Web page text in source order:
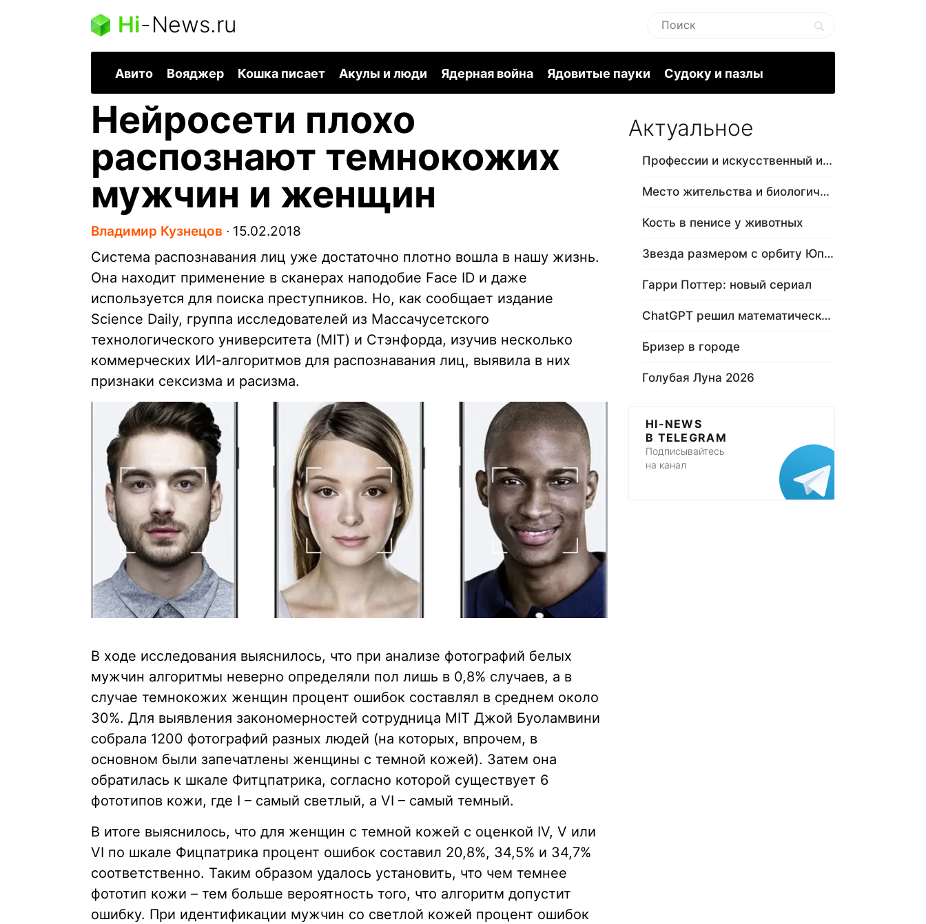
Hi-News.ru
Авито Вояджер Кошка писает Акулы и люди Ядерная война Ядовитые пауки Судоку и пазлы
Нейросети плохо
распознают темнокожих
мужчин и женщин
Владимир Кузнецов ∙ 15.02.2018
Система распознавания лиц уже достаточно плотно вошла в нашу жизнь.
Она находит применение в сканерах наподобие Face ID и даже
используется для поиска преступников. Но, как сообщает издание
Science Daily, группа исследователей из Массачусетского
технологического университета (MIT) и Стэнфорда, изучив несколько
коммерческих ИИ-алгоритмов для распознавания лиц, выявила в них
признаки сексизма и расизма.
В ходе исследования выяснилось, что при анализе фотографий белых
мужчин алгоритмы неверно определяли пол лишь в 0,8% случаев, а в
случае темнокожих женщин процент ошибок составлял в среднем около
30%. Для выявления закономерностей сотрудница MIT Джой Буоламвини
собрала 1200 фотографий разных людей (на которых, впрочем, в
основном были запечатлены женщины с темной кожей). Затем она
обратилась к шкале Фитцпатрика, согласно которой существует 6
фототипов кожи, где I – самый светлый, а VI – самый темный.
В итоге выяснилось, что для женщин с темной кожей с оценкой IV, V или
VI по шкале Фицпатрика процент ошибок составил 20,8%, 34,5% и 34,7%
соответственно. Таким образом удалось установить, что чем темнее
фототип кожи – тем больше вероятность того, что алгоритм допустит
ошибку. При идентификации мужчин со светлой кожей процент ошибок
Актуальное
Профессии и искусственный интеллект
Место жительства и биологический в…
Кость в пенисе у животных
Звезда размером с орбиту Юпитера
Гарри Поттер: новый сериал
ChatGPT решил математическую задачу
Бризер в городе
Голубая Луна 2026
HI-NEWS
В TELEGRAM
Подписывайтесь
на канал